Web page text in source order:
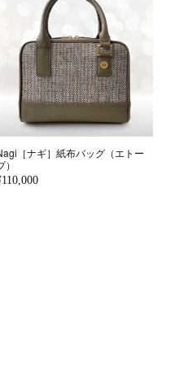
［ナギ］紙布バッグ（エトー
）